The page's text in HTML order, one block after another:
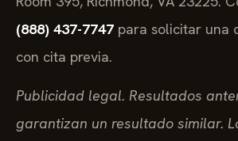
(888) 437-7747 para solicitar una
con cita previa.
Publicidad legal. Resultados
garantizan un resultado similar.